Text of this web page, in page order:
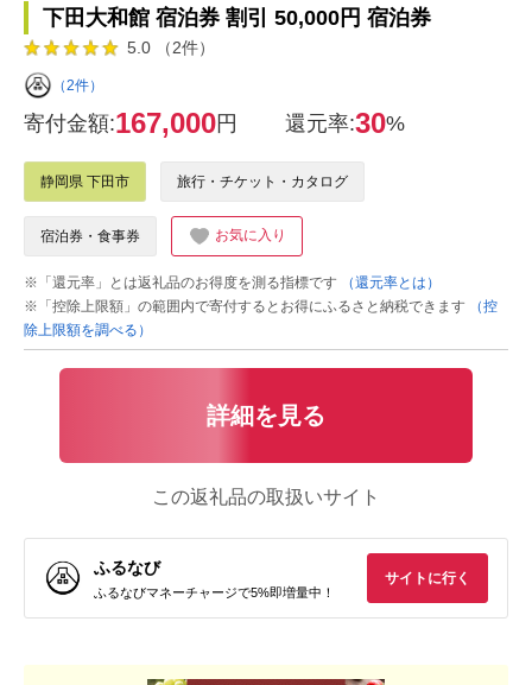
下田大和館 宿泊券 割引 50,000円 宿泊券
5.0 （2件）
（2件）
寄付金額:167,000円 還元率:30%
静岡県 下田市 旅行・チケット・カタログ
宿泊券・食事券 お気に入り
※「還元率」とは返礼品のお得度を測る指標です
（還元率とは）
※「控除上限額」の範囲内で寄付するとお得にふるさと納税できます
（控
除上限額を調べる）
詳細を見る
この返礼品の取扱いサイト
ふるなび
ふるなびマネーチャージで5%即増量中！
サイトに行く